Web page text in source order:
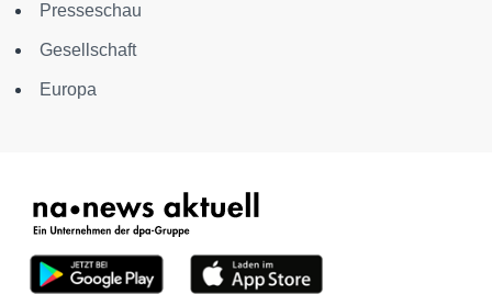
Presseschau
Gesellschaft
Europa